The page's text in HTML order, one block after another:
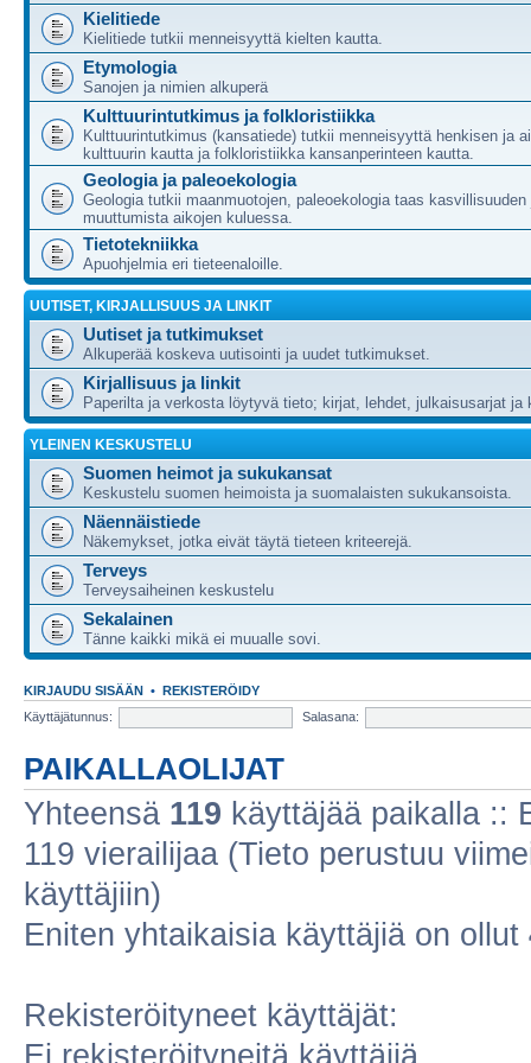
Kielitiede
Kielitiede tutkii menneisyyttä kielten kautta.
Etymologia
Sanojen ja nimien alkuperä
Kulttuurintutkimus ja folkloristiikka
Kulttuurintutkimus (kansatiede) tutkii menneisyyttä henkisen ja
kulttuurin kautta ja folkloristiikka kansanperinteen kautta.
Geologia ja paleoekologia
Geologia tutkii maanmuotojen, paleoekologia taas
muuttumista aikojen kuluessa.
Tietotekniikka
Apuohjelmia eri tieteenaloille.
UUTISET, KIRJALLISUUS JA LINKIT
Uutiset ja tutkimukset
Alkuperää koskeva uutisointi ja uudet tutkimukset.
Kirjallisuus ja linkit
Paperilta ja verkosta löytyvä tieto; kirjat, lehdet, julkaisusarjat ja
YLEINEN KESKUSTELU
Suomen heimot ja sukukansat
Keskustelu suomen heimoista ja suomalaisten sukukansoista.
Näennäistiede
Näkemykset, jotka eivät täytä tieteen kriteerejä.
Terveys
Terveysaiheinen keskustelu
Sekalainen
Tänne kaikki mikä ei muualle sovi.
KIRJAUDU SISÄÄN • REKISTERÖIDY
Käyttäjätunnus:
Salasana:
PAIKALLAOLIJAT
Yhteensä 119 käyttäjää paikalla ::
119 vierailijaa (Tieto perustuu
käyttäjiin)
Eniten yhtaikaisia käyttäjiä on ollut
Rekisteröityneet käyttäjät:
Ei rekisteröityneitä käyttäjiä